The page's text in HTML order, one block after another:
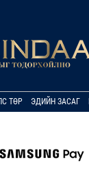
ТӨР ЭДИЙН ЗАСАГ